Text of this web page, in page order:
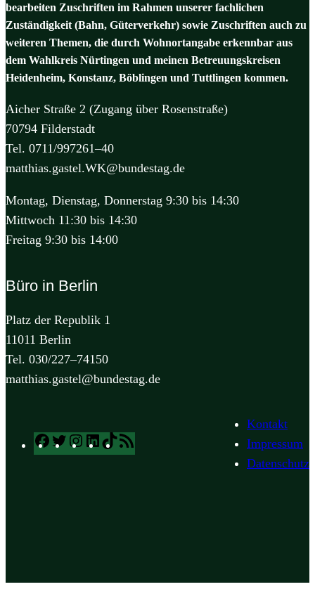
bearbeiten Zuschriften im Rahmen unserer fachlichen
Zuständigkeit (Bahn, Güterverkehr) sowie Zuschriften auch zu
weiteren Themen, die durch Wohnortangabe erkennbar aus
dem Wahlkreis Nürtingen und meinen Betreuungskreisen
Heidenheim, Konstanz, Böblingen und Tuttlingen kommen.
Aicher Straße 2 (Zugang über Rosenstraße)
70794 Filderstadt
Tel. 0711/997261–40
matthias.gastel.WK@bundestag.de
Montag, Dienstag, Donnerstag 9:30 bis 14:30
Mittwoch 11:30 bis 14:30
Freitag 9:30 bis 14:00
Büro in Berlin
Platz der Republik 1
11011 Berlin
Tel. 030/227–74150
matthias.gastel@bundestag.de
Facebook
TwitterInstagram
LinkedIn
TikTok
Kontakt
Impressum
Datenschutz